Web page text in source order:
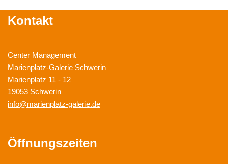
Kontakt
Center Management
Marienplatz-Galerie Schwerin
Marienplatz 11 - 12
19053 Schwerin
info@marienplatz-galerie.de
Öffnungszeiten